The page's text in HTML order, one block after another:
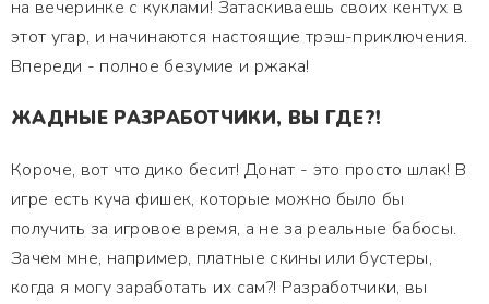
на вечеринке с куклами! Затаскиваешь своих кентух в
этот угар, и начинаются настоящие трэш-приключения.
Впереди - полное безумие и ржака!
ЖАДНЫЕ РАЗРАБОТЧИКИ, ВЫ ГДЕ?!
Короче, вот что дико бесит! Донат - это просто шлак! В
игре есть куча фишек, которые можно было бы
получить за игровое время, а не за реальные бабосы.
Зачем мне, например, платные скины или бустеры,
когда я могу заработать их сам?! Разработчики, вы